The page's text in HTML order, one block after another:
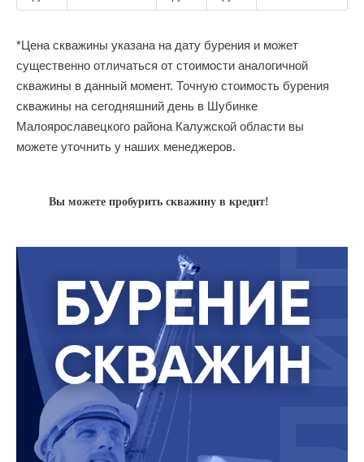
*Цена скважины указана на дату бурения и может
существенно отличаться от стоимости аналогичной
скважины в данный момент. Точную стоимость бурения
скважины на сегодняшний день в Шубинке
Малоярославецкого района Калужской области вы
можете уточнить у наших менеджеров.
Вы можете пробурить скважину в кредит!